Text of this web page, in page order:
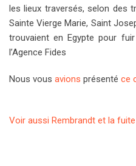
les lieux traversés, selon des
Sainte Vierge Marie, Saint
trouvaient en Egypte pour fuir
l’Agence Fides
Nous vous avions présenté ce
Voir aussi Rembrandt et la